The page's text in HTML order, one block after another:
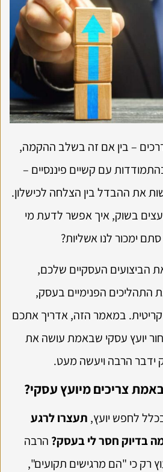
– בין אם זה בשלב ההקמה,
עם קשיים פיננסיים –
את ההבדל בין הצלחה לכישלון.
בשוק, איך אפשר לדעת מי
ימכור לנו אשליות?
הביצועים העסקיים שלכם,
התהליכים הפנימיים בעסק,
קריטית. במאמר הזה, אדריך אתכם
יועץ עסקי שבאמת עושה את
ידבר הרבה ויעשה מעט.
צריכים מיועץ עסקי?
לחפש יועץ, תעצרו לרגע
בדיוק חסר לי בעסק? הרבה
רק כי "הם מרגישים תקועים",